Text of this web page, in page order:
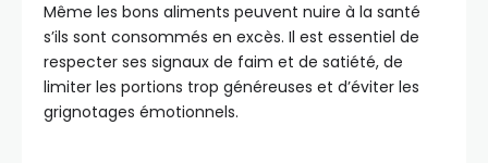
Même les bons aliments peuvent nuire à la santé
s’ils sont consommés en excès. Il est essentiel de
respecter ses signaux de faim et de satiété, de
limiter les portions trop généreuses et d’éviter les
grignotages émotionnels.